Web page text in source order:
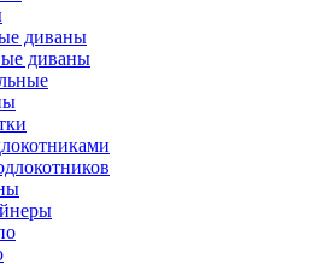
диваны
диваны